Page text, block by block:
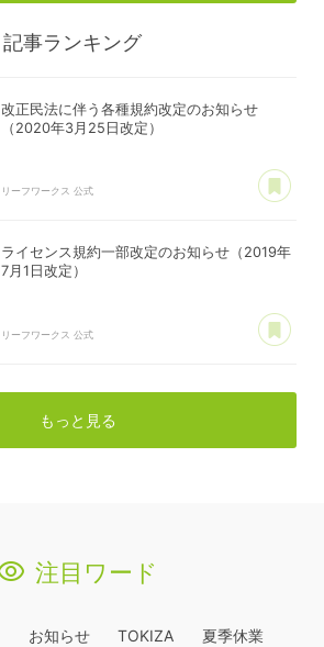
記事ランキング
改正民法に伴う各種規約改定のお知らせ
（2020年3月25日改定）
リーフワークス 公式
ライセンス規約一部改定のお知らせ（2019年
7月1日改定）
リーフワークス 公式
もっと見る
注目ワード
お知らせ TOKIZA
夏季休業